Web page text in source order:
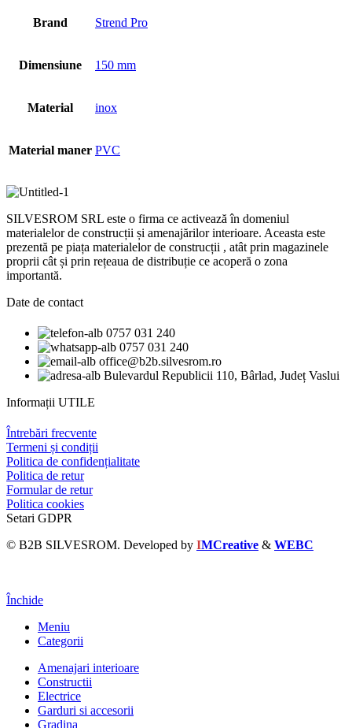
Brand Strend Pro
Dimensiune 150 mm
Material inox
Material maner PVC
SILVESROM SRL este o firma ce activează în domeniul
materialelor de construcții și amenajărilor interioare. Aceasta este
prezentă pe piața materialelor de construcții , atât prin magazinele
proprii cât și prin rețeaua de distribuție ce acoperă o zona
importantă.
Date de contact
0757 031 240
0757 031 240
office@b2b.silvesrom.ro
Bulevardul Republicii 110, Bârlad, Județ Vaslui
Informații UTILE
Întrebări frecvente
Termeni și condiții
Politica de confidențialitate
Politica de retur
Formular de retur
Politica cookies
Setari GDPR
© B2B SILVESROM. Developed by IMCreative & WEBC
Închide
Meniu
Categorii
Amenajari interioare
Constructii
Electrice
Garduri si accesorii
Gradina